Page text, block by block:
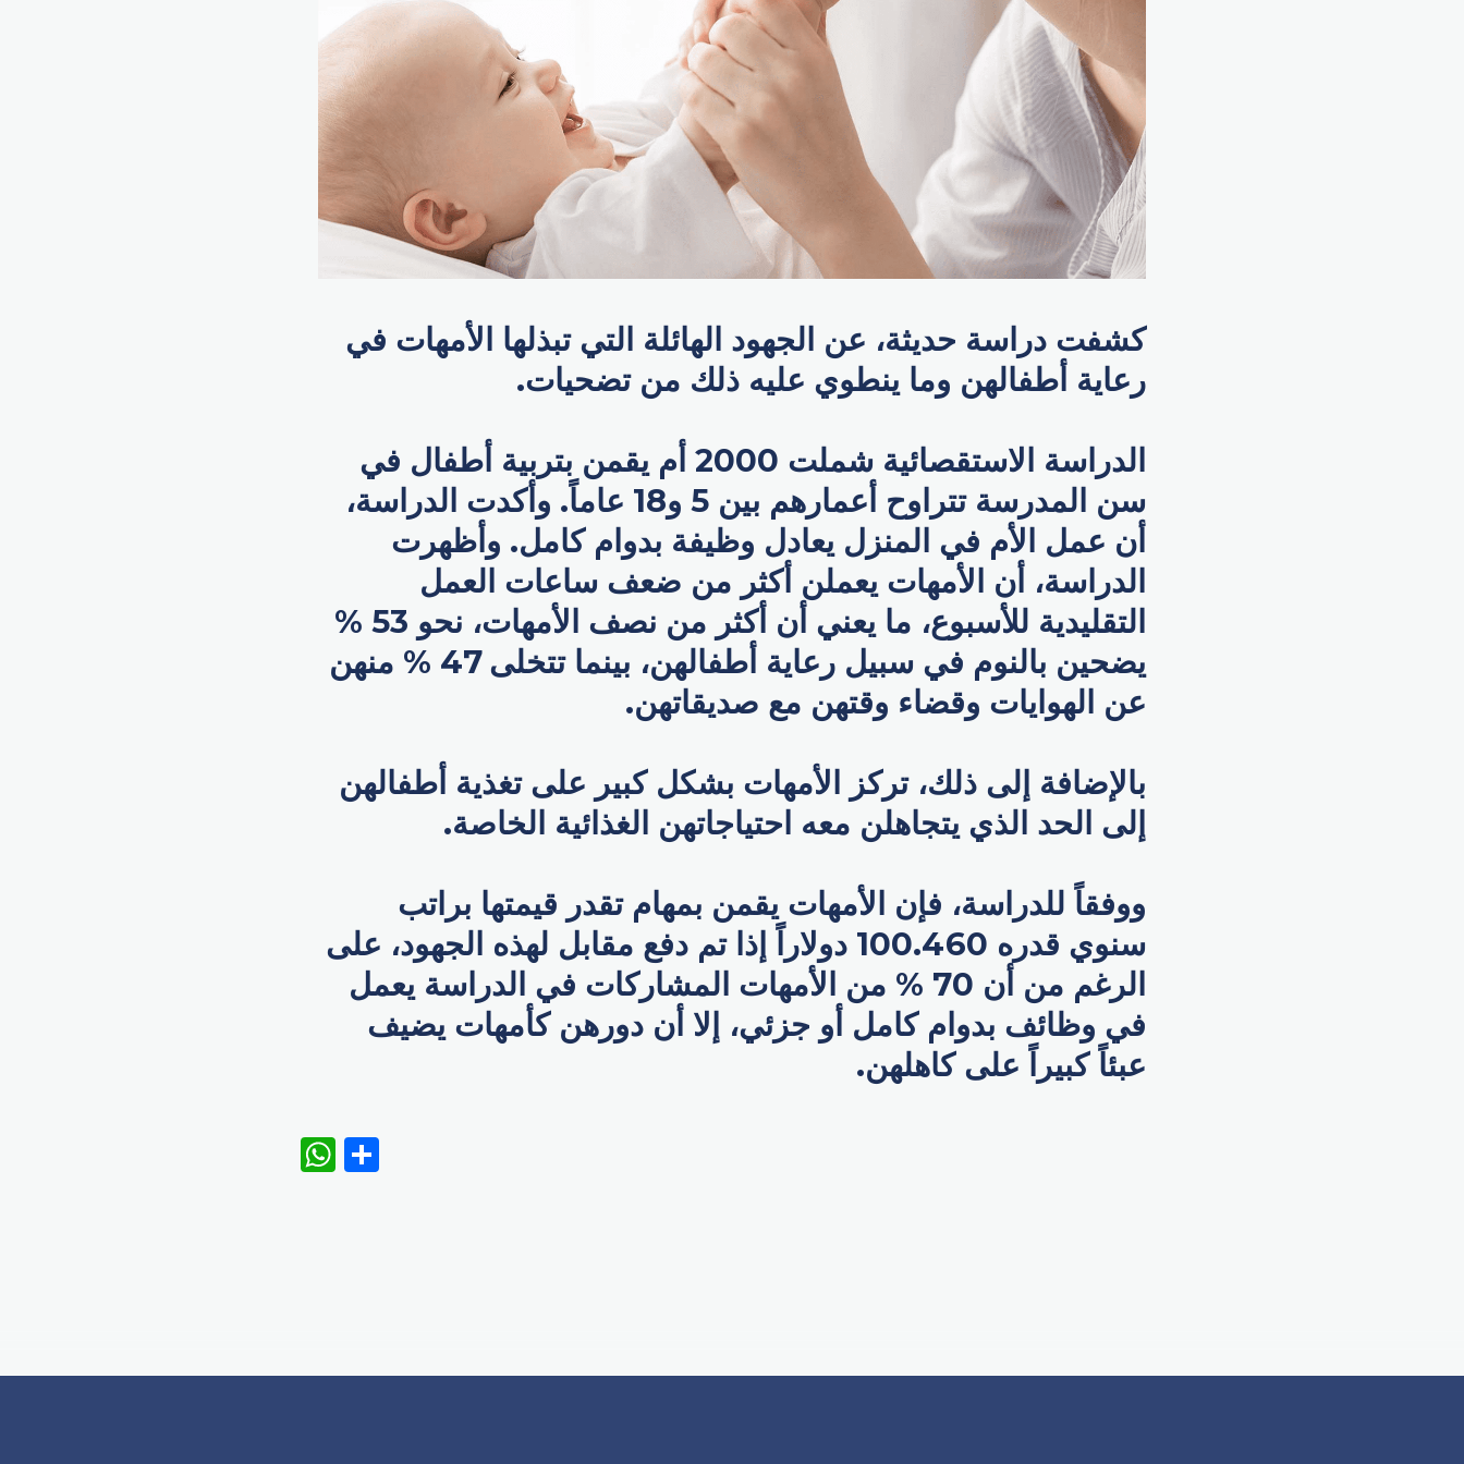
كشفت دراسة حديثة، عن الجهود الهائلة التي تبذلها الأمهات في
رعاية أطفالهن وما ينطوي عليه ذلك من تضحيات.
الدراسة الاستقصائية شملت 2000 أم يقمن بتربية أطفال في
سن المدرسة تتراوح أعمارهم بين 5 و18 عاماً. وأكدت الدراسة،
أن عمل الأم في المنزل يعادل وظيفة بدوام كامل. وأظهرت
الدراسة، أن الأمهات يعملن أكثر من ضعف ساعات العمل
التقليدية للأسبوع، ما يعني أن أكثر من نصف الأمهات، نحو 53 %
يضحين بالنوم في سبيل رعاية أطفالهن، بينما تتخلى 47 % منهن
عن الهوايات وقضاء وقتهن مع صديقاتهن.
بالإضافة إلى ذلك، تركز الأمهات بشكل كبير على تغذية أطفالهن
إلى الحد الذي يتجاهلن معه احتياجاتهن الغذائية الخاصة.
ووفقاً للدراسة، فإن الأمهات يقمن بمهام تقدر قيمتها براتب
سنوي قدره 100.460 دولاراً إذا تم دفع مقابل لهذه الجهود، على
الرغم من أن 70 % من الأمهات المشاركات في الدراسة يعمل
في وظائف بدوام كامل أو جزئي، إلا أن دورهن كأمهات يضيف
عبئاً كبيراً على كاهلهن.
WhatsApp